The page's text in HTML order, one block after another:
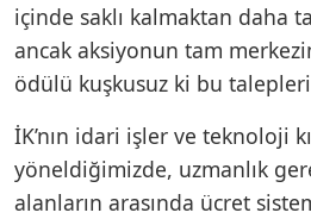
içinde saklı kalmaktan daha
ancak aksiyonun tam
ödülü kuşkusuz ki bu
İK’nın idari işler ve teknoloji
yöneldiğimizde, uzmanlık
alanların arasında ücret